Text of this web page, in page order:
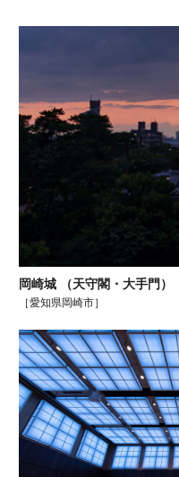
岡崎城 （天守閣・大手門）
［愛知県岡崎市］